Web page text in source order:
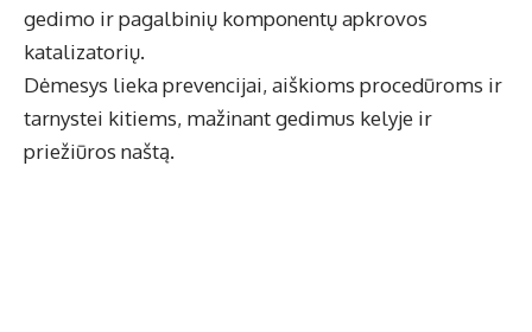
gedimo ir pagalbinių komponentų apkrovos
katalizatorių.
Dėmesys lieka prevencijai, aiškioms procedūroms ir
tarnystei kitiems, mažinant gedimus kelyje ir
priežiūros naštą.